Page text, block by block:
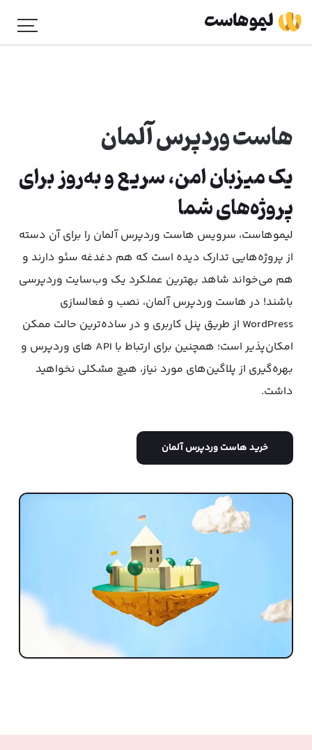
هاست وردپرس آلمان
یک میزبان امن، سریع و به‌روز برای
پروژه‌های شما
لیموهاست، سرویس هاست وردپرس آلمان را برای آن دسته
از پروژه‌هایی تدارک دیده است که هم دغدغه سئو دارند و
هم می‌خواند شاهد بهترین عملکرد یک وب‌سایت وردپرسی
باشند! در هاست وردپرس آلمان، نصب و فعالسازی
WordPress از طریق پنل کاربری و در ساده‌ترین حالت ممکن
امکان‌پذیر است؛ همچنین برای ارتباط با API های وردپرس و
بهره‌گیری از پلاگین‌های مورد نیاز، هیچ مشکلی نخواهید
داشت.
خرید هاست وردپرس آلمان